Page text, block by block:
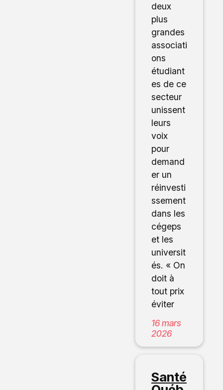
deux
plus
grandes
associati
ons
étudiant
es de ce
secteur
unissent
leurs
voix
pour
demand
er un
réinvesti
ssement
dans les
cégeps
et les
universit
és. « On
doit à
tout prix
éviter
16 mars
2026
Santé